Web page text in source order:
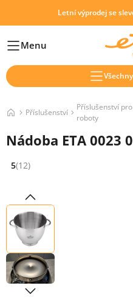
Letní výprodej se
HlavníMenu
Příslušenství
Příslušenství
roboty
Nádoba ETA 0023
Hodnocení: 5 z 5 (12 recenzí)
5(12)